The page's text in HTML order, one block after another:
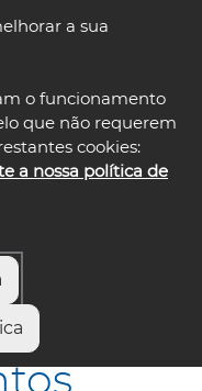
a sua
o funcionamento
que não requerem
cookies:
a nossa política de
select language